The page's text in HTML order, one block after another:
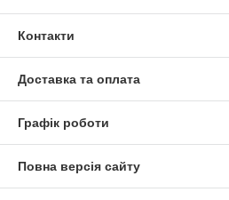
Контакти
Доставка та оплата
Графік роботи
Повна версія сайту